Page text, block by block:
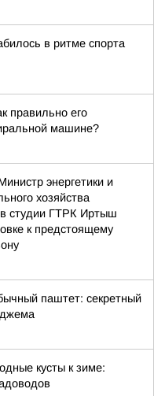
в ритме спорта
правильно его
машине?
энергетики и
хозяйства
студии ГТРК Иртыш
к предстоящему
паштет: секретный
кусты к зиме: